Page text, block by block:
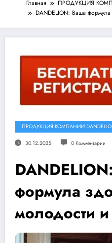
Главная
ПРОДУКЦИЯ
DANDELION: Ваша
ПРОДУКЦИЯ КОМПАНИИ
30.12.2025 0 Комментарии
формула
молодости